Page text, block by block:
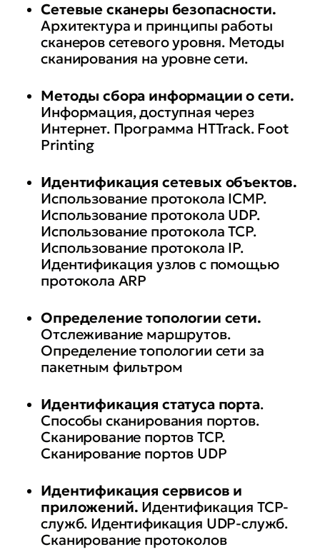
Сетевые сканеры безопасности.
Архитектура и принципы работы
сканеров сетевого уровня. Методы
сканирования на уровне сети.
Методы сбора информации о сети.
Информация, доступная через
Интернет. Программа HTTrack. Foot
Printing
Идентификация сетевых объектов.
Использование протокола ICMP.
Использование протокола UDP.
Использование протокола ТСР.
Использование протокола IP.
Идентификация узлов с помощью
протокола ARP
Определение топологии сети.
Отслеживание маршрутов.
Определение топологии сети за
пакетным фильтром
Идентификация статуса порта.
Способы сканирования портов.
Сканирование портов ТСР.
Сканирование портов UDP
Идентификация сервисов и
приложений. Идентификация ТСР-
служб. Идентификация UDP-служб.
Сканирование протоколов